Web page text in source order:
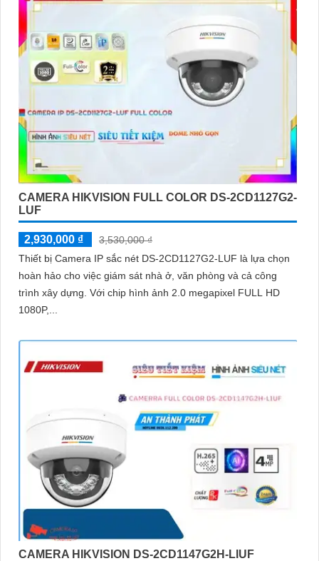
CAMERA HIKVISION FULL COLOR DS-2CD1127G2-
LUF
2,930,000 ₫
3,530,000 ₫
Thiết bị Camera IP sắc nét DS-2CD1127G2-LUF là lựa chọn
hoàn hảo cho việc giám sát nhà ở, văn phòng và cả công
trình xây dựng. Với chip hình ảnh 2.0 megapixel FULL HD
1080P,...
CAMERA HIKVISION DS-2CD1147G2H-LIUF